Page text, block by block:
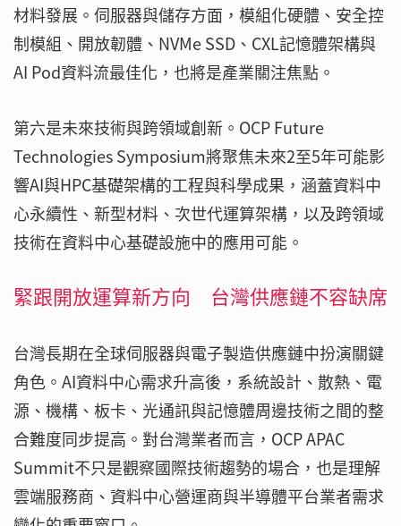
材料發展。伺服器與儲存方面，模組化硬體、安全控
制模組、開放韌體、NVMe SSD、CXL記憶體架構與
AI Pod資料流最佳化，也將是產業關注焦點。
第六是未來技術與跨領域創新。OCP Future
Technologies Symposium將聚焦未來2至5年可能影
響AI與HPC基礎架構的工程與科學成果，涵蓋資料中
心永續性、新型材料、次世代運算架構，以及跨領域
技術在資料中心基礎設施中的應用可能。
緊跟開放運算新方向 台灣供應鏈不容缺席
台灣長期在全球伺服器與電子製造供應鏈中扮演關鍵
角色。AI資料中心需求升高後，系統設計、散熱、電
源、機構、板卡、光通訊與記憶體周邊技術之間的整
合難度同步提高。對台灣業者而言，OCP APAC
Summit不只是觀察國際技術趨勢的場合，也是理解
雲端服務商、資料中心營運商與半導體平台業者需求